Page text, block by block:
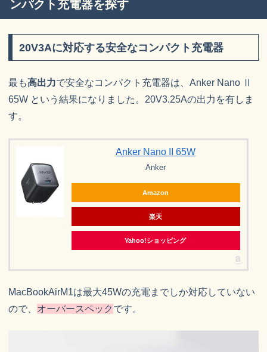
ンパクト充電器を探す
20V3Aに対応する安全なコンパクト充電器
最も高出力で安全なコンパクト充電器は、Anker Nano Ⅱ
65W という結果になりました。20V3.25Aの出力を有しま
す。
Anker Nano II 65W
Anker
Amazon
楽天
Yahoo!ショッピング
MacBookAirM1は最大45Wの充電までしか対応していない
ので、 オーバースペック です。